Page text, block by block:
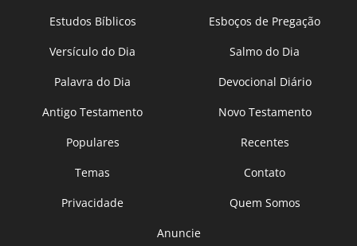
Estudos Bíblicos
Esboços de Pregação
Versículo do Dia
Salmo do Dia
Palavra do Dia
Devocional Diário
Antigo Testamento
Novo Testamento
Populares
Recentes
Temas
Contato
Privacidade
Quem Somos
Anuncie